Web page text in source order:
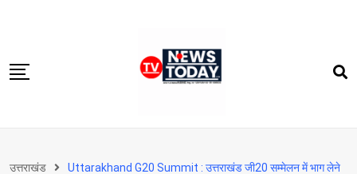
content
उत्तराखंड Uttarakhand G20 Summit : उत्तराखंड जी20 सम्मेलन में भाग लेने